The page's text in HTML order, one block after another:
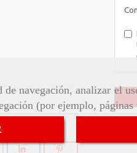
navegación, analizar el
(por ejemplo,